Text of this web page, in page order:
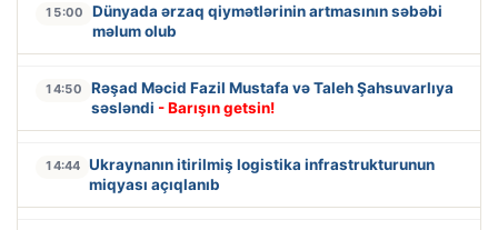
15:00
Dünyada ərzaq qiymətlərinin artmasının səbəbi
məlum olub
14:50
Rəşad Məcid Fazil Mustafa və Taleh Şahsuvarlıya
səsləndi - Barışın getsin!
14:44 Ukraynanın itirilmiş logistika infrastrukturunun
miqyası açıqlanıb